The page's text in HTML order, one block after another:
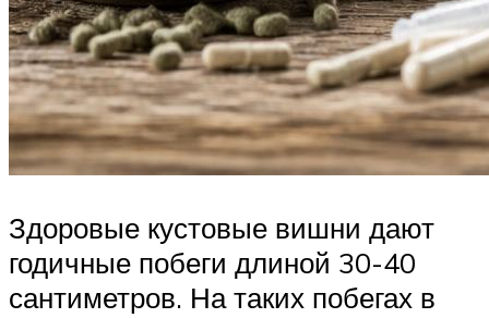
Здоровые кустовые вишни дают
годичные побеги длиной 30-40
сантиметров. На таких побегах в